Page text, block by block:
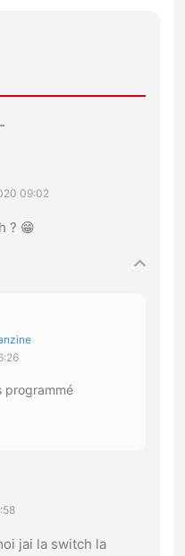
09:02
? 😁
programmé
jai la switch la